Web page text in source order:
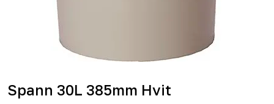
Spann 30L 385mm Hvit